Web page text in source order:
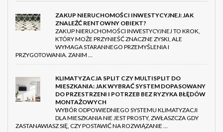
ZAKUP NIERUCHOMOŚCI INWESTYCYJNEJ: JAK
ZNALEŹĆ RENTOWNY OBIEKT?
ZAKUP NIERUCHOMOŚCI INWESTYCYJNEJ TO KROK,
KTÓRY MOŻE PRZYNIEŚĆ ZNACZNE ZYSKI, ALE
WYMAGA STARANNEGO PRZEMYŚLENIA I
PRZYGOTOWANIA. ZANIM …
KLIMATYZACJA SPLIT CZY MULTISPLIT DO
MIESZKANIA: JAK WYBRAĆ SYSTEM DOPASOWANY
DO PRZESTRZENI I POTRZEB BEZ RYZYKA BŁĘDÓW
MONTAŻOWYCH
WYBÓR ODPOWIEDNIEGO SYSTEMU KLIMATYZACJI
DLA MIESZKANIA NIE JEST PROSTY, ZWŁASZCZA GDY
ZASTANAWIASZ SIĘ, CZY POSTAWIĆ NA ROZWIĄZANIE …